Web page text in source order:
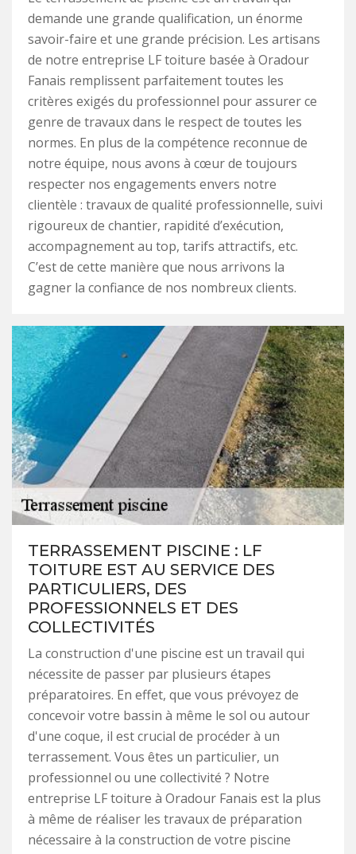
demande une grande qualification, un énorme
savoir-faire et une grande précision. Les artisans
de notre entreprise LF toiture basée à Oradour
Fanais remplissent parfaitement toutes les
critères exigés du professionnel pour assurer ce
genre de travaux dans le respect de toutes les
normes. En plus de la compétence reconnue de
notre équipe, nous avons à cœur de toujours
respecter nos engagements envers notre
clientèle : travaux de qualité professionnelle, suivi
rigoureux de chantier, rapidité d’exécution,
accompagnement au top, tarifs attractifs, etc.
C’est de cette manière que nous arrivons la
gagner la confiance de nos nombreux clients.
TERRASSEMENT PISCINE : LF
TOITURE EST AU SERVICE DES
PARTICULIERS, DES
PROFESSIONNELS ET DES
COLLECTIVITÉS
La construction d'une piscine est un travail qui
nécessite de passer par plusieurs étapes
préparatoires. En effet, que vous prévoyez de
concevoir votre bassin à même le sol ou autour
d'une coque, il est crucial de procéder à un
terrassement. Vous êtes un particulier, un
professionnel ou une collectivité ? Notre
entreprise LF toiture à Oradour Fanais est la plus
à même de réaliser les travaux de préparation
nécessaire à la construction de votre piscine